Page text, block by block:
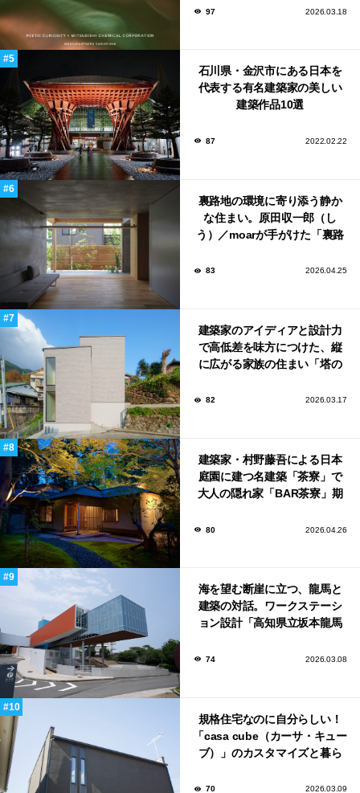
ンウィーク2026で初出展
97 2026.03.18
石川県・金沢市にある日本を
代表する有名建築家の美しい
建築作品10選
87 2022.02.22
裏路地の環境に寄り添う静か
な住まい。原田収一郎（し
う）／moarが手がけた「裏路
83 2026.04.25
建築家のアイディアと設計力
で高低差を味方につけた、縦
に広がる家族の住まい「塔の
82 2026.03.17
建築家・村野藤吾による日本
庭園に建つ名建築「茶寮」で
大人の隠れ家「BAR茶寮」期
80 2026.04.26
海を望む断崖に立つ、龍馬と
建築の対話。ワークステーシ
ョン設計「高知県立坂本龍馬
74 2026.03.08
規格住宅なのに自分らしい！
「casa cube（カーサ・キュー
ブ）」のカスタマイズと暮ら
70 2026.03.09